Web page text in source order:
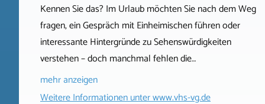
Kennen Sie das? Im Urlaub möchten Sie nach dem Weg
fragen, ein Gespräch mit Einheimischen führen oder
interessante Hintergründe zu Sehenswürdigkeiten
verstehen – doch manchmal fehlen die…
mehr anzeigen
Weitere Informationen unterwww.vhs-vg.de